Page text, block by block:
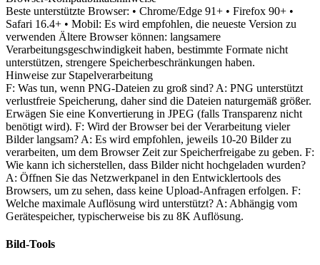
Beste unterstützte Browser: • Chrome/Edge 91+ • Firefox 90+ •
Safari 16.4+ • Mobil: Es wird empfohlen, die neueste Version zu
verwenden Ältere Browser können: langsamere
Verarbeitungsgeschwindigkeit haben, bestimmte Formate nicht
unterstützen, strengere Speicherbeschränkungen haben.
Hinweise zur Stapelverarbeitung
F: Was tun, wenn PNG-Dateien zu groß sind? A: PNG unterstützt
verlustfreie Speicherung, daher sind die Dateien naturgemäß größer.
Erwägen Sie eine Konvertierung in JPEG (falls Transparenz nicht
benötigt wird). F: Wird der Browser bei der Verarbeitung vieler
Bilder langsam? A: Es wird empfohlen, jeweils 10-20 Bilder zu
verarbeiten, um dem Browser Zeit zur Speicherfreigabe zu geben. F:
Wie kann ich sicherstellen, dass Bilder nicht hochgeladen wurden?
A: Öffnen Sie das Netzwerkpanel in den Entwicklertools des
Browsers, um zu sehen, dass keine Upload-Anfragen erfolgen. F:
Welche maximale Auflösung wird unterstützt? A: Abhängig vom
Gerätespeicher, typischerweise bis zu 8K Auflösung.
Bild-Tools